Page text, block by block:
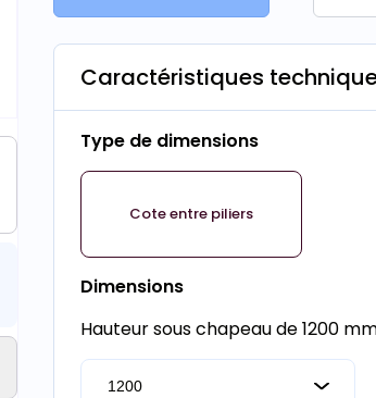
Caractéristiques
Type de dimensions
Cote entre piliers
Dimensions
Hauteur sous chapeau de 1200